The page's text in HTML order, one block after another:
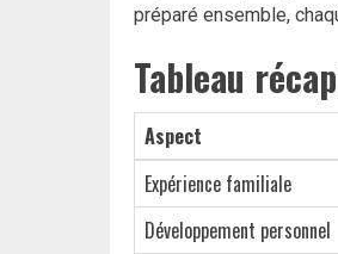
préparé ensemble,
Tableau
Aspect
Expérience familiale
Développement personnel